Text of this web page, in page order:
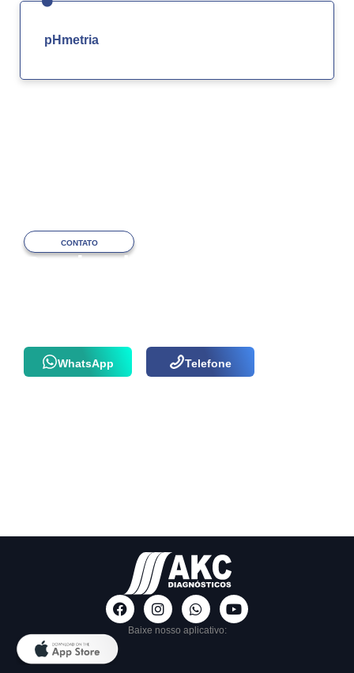
pHmetria
CONTATO
Precisa de ajuda
WhatsApp Telefone
Baixe nosso aplicativo: